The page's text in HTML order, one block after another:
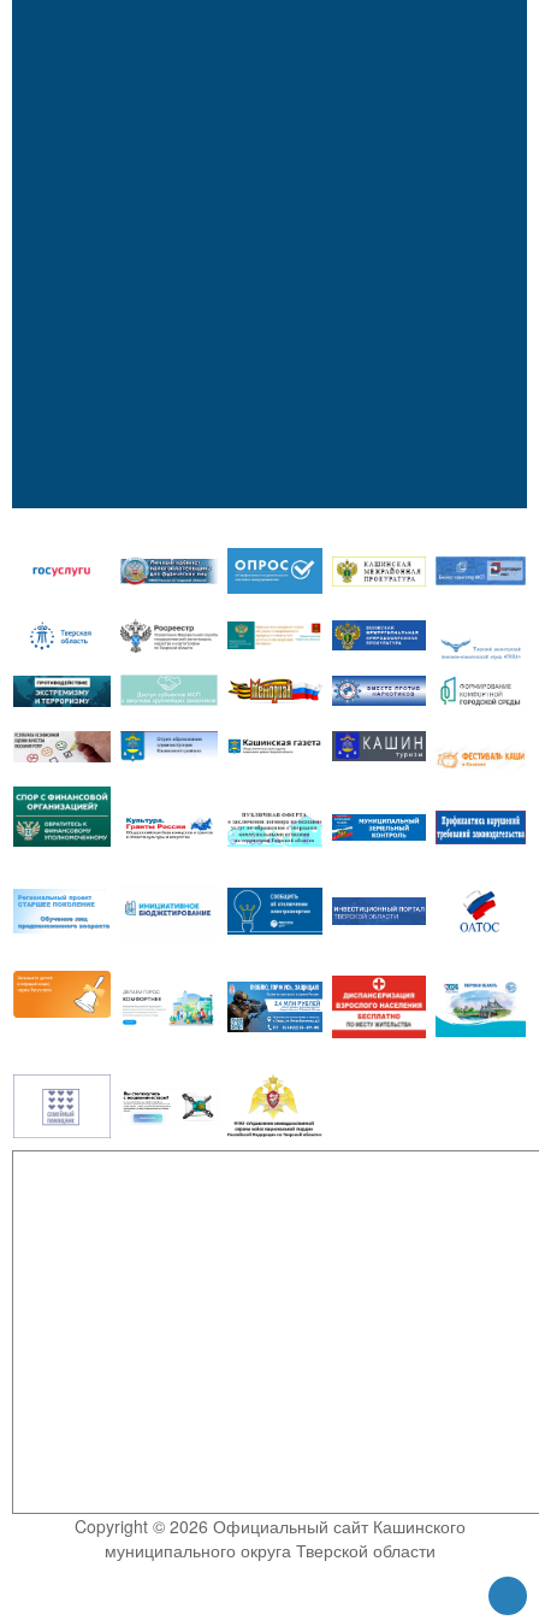
Copyright © 2026 Официальный сайт Кашинского
муниципального округа Тверской области